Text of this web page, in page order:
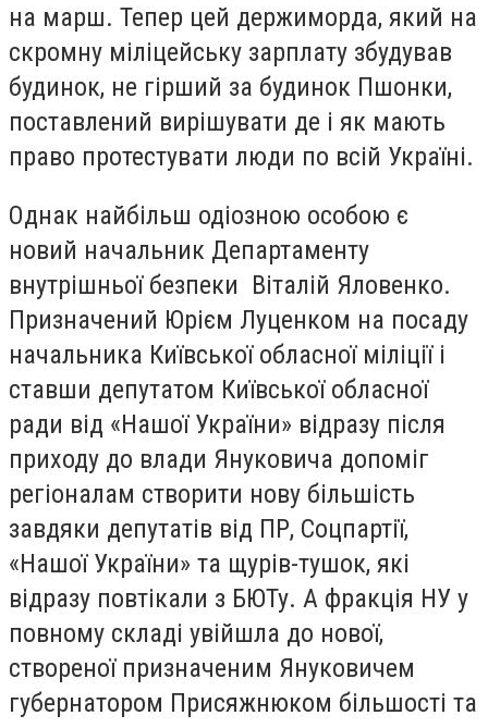
на марш. Тепер цей держиморда, який на
скромну міліцейську зарплату збудував
будинок, не гірший за будинок Пшонки,
поставлений вирішувати де і як мають
право протестувати люди по всій Україні.
Однак найбільш одіозною особою є
новий начальник Департаменту
внутрішньої безпеки Віталій Яловенко.
Призначений Юрієм Луценком на посаду
начальника Київської обласної міліції і
ставши депутатом Київської обласної
ради від «Нашої України» відразу після
приходу до влади Януковича допоміг
регіоналам створити нову більшість
завдяки депутатів від ПР, Соцпартії,
«Нашої України» та щурів-тушок, які
відразу повтікали з БЮТу. А фракція НУ у
повному складі увійшла до нової,
створеної призначеним Януковичем
губернатором Присяжнюком більшості та